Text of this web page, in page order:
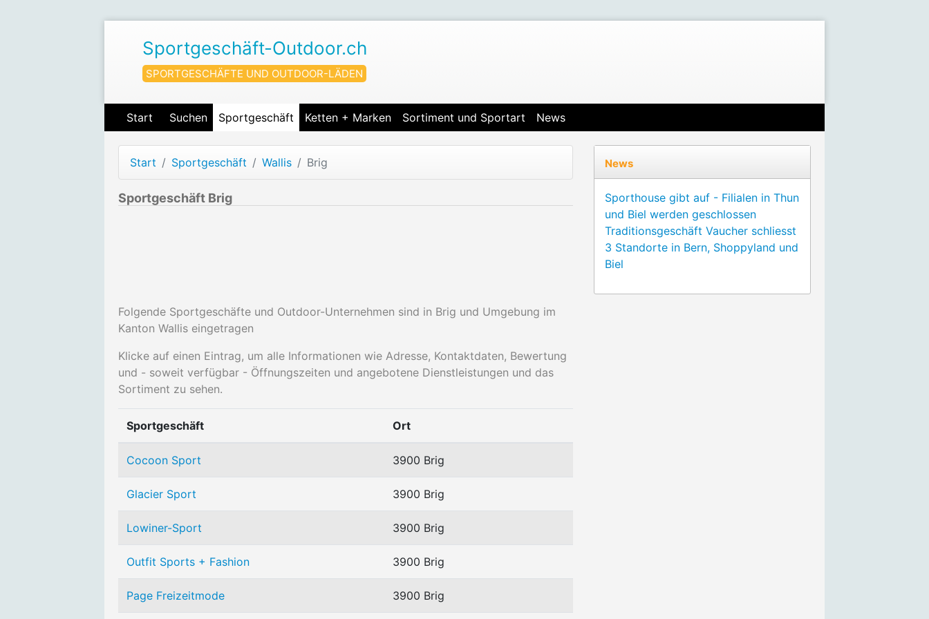
Sportgeschäft-Outdoor.ch
SPORTGESCHÄFTE UND OUTDOOR-LÄDEN
Start Suchen Sportgeschäft Ketten + Marken Sortiment und Sportart News
Start Sportgeschäft Wallis Brig
Sportgeschäft Brig
Folgende Sportgeschäfte und Outdoor-Unternehmen sind in Brig und Umgebung im
Kanton Wallis eingetragen
Klicke auf einen Eintrag, um alle Informationen wie Adresse, Kontaktdaten, Bewertung
und - soweit verfügbar - Öffnungszeiten und angebotene Dienstleistungen und das
Sortiment zu sehen.
Sportgeschäft Ort
Cocoon Sport 3900 Brig
Glacier Sport 3900 Brig
Lowiner-Sport 3900 Brig
Outfit Sports + Fashion 3900 Brig
Page Freizeitmode 3900 Brig
News
Sporthouse gibt auf - Filialen in Thun
und Biel werden geschlossen
Traditionsgeschäft Vaucher schliesst
3 Standorte in Bern, Shoppyland und
Biel